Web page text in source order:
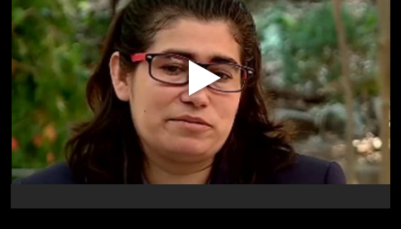
Play
Video